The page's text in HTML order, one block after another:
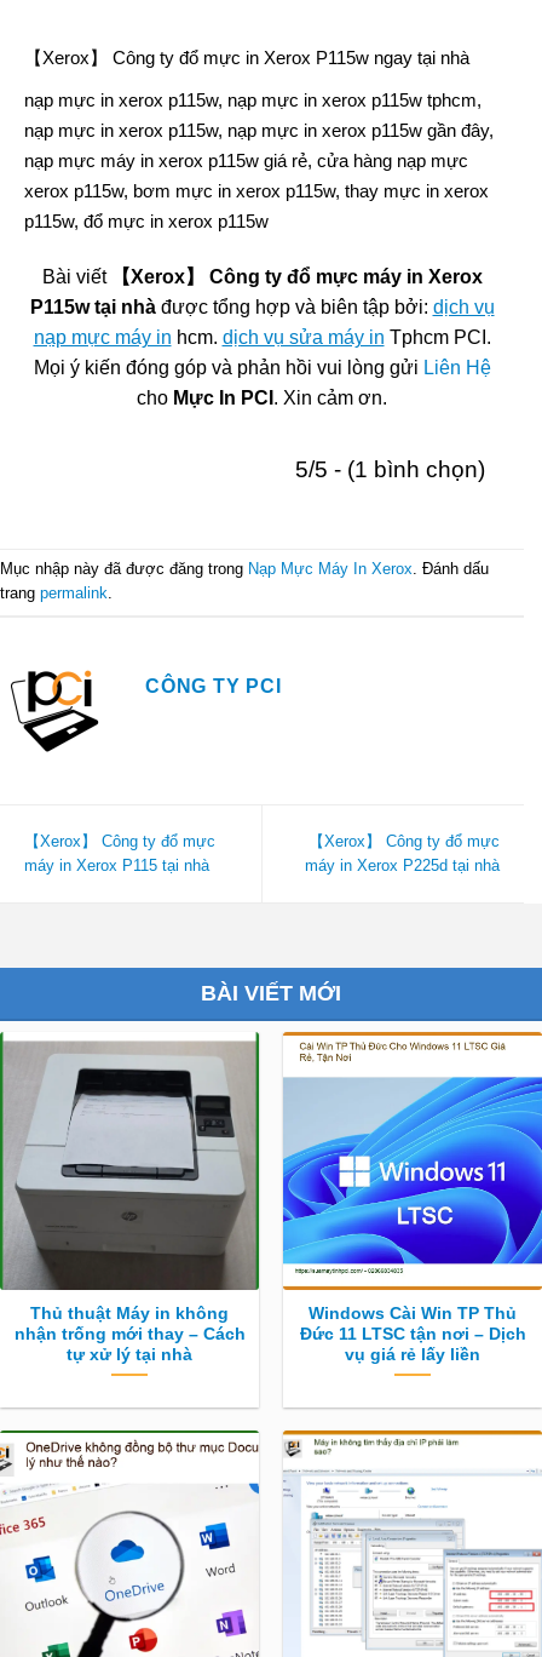
【Xerox】 Công ty đổ mực in Xerox P115w ngay tại nhà
nạp mực in xerox p115w, nạp mực in xerox p115w tphcm,
nạp mực in xerox p115w, nạp mực in xerox p115w gần đây,
nạp mực máy in xerox p115w giá rẻ, cửa hàng nạp mực
xerox p115w, bơm mực in xerox p115w, thay mực in xerox
p115w, đổ mực in xerox p115w
Bài viết
【Xerox】 Công ty đổ mực máy in Xerox
P115w tại nhàđược tổng hợp và biên tập bởi: dịch vụ
nạp mực máy in hcm. dịch vụ sửa máy in Tphcm PCI.
Mọi ý kiến đóng góp và phản hồi vui lòng gửi Liên Hệ
cho Mực In PCI . Xin cảm ơn.
5/5 - (1 bình chọn)
Mục nhập này đã được đăng trong Nạp Mực Máy In Xerox. Đánh dấu
trang permalink.
CÔNG TY PCI
【Xerox】 Công ty đổ mực
máy in Xerox P115 tại nhà
【Xerox】 Công ty đổ mực
máy in Xerox P225d tại nhà
BÀI VIẾT MỚI
Thủ thuật Máy in không
nhận trống mới thay – Cách
tự xử lý tại nhà
Windows Cài Win TP Thủ
Đức 11 LTSC tận nơi – Dịch
vụ giá rẻ lấy liền